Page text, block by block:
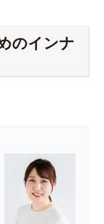
のインナ